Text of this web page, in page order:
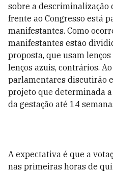
sobre a descriminalização
frente ao Congresso está
manifestantes. Como
manifestantes estão
proposta, que usam
lenços azuis, contrários.
parlamentares discutirão
projeto que determinada
da gestação até 14
A expectativa é que a
nas primeiras horas de